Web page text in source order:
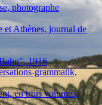
photographe
et Athènes, journal de
1916
grammatik,
en trois volumes,